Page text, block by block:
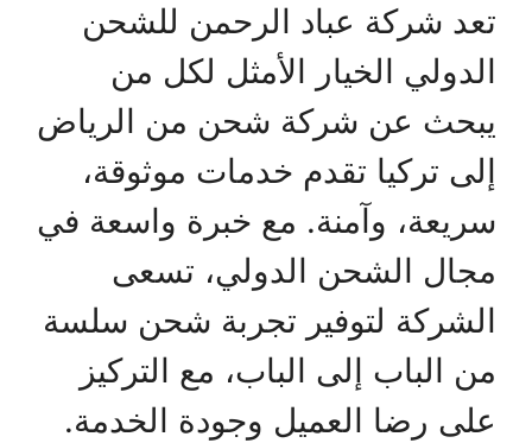
تعد شركة عباد الرحمن للشحن
الدولي الخيار الأمثل لكل من
يبحث عن شركة شحن من الرياض
إلى تركيا تقدم خدمات موثوقة،
سريعة، وآمنة. مع خبرة واسعة في
مجال الشحن الدولي، تسعى
الشركة لتوفير تجربة شحن سلسة
من الباب إلى الباب، مع التركيز
على رضا العميل وجودة الخدمة.